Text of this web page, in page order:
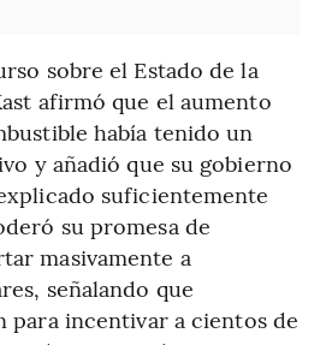
sobre el Estado de la
afirmó que el aumento
había tenido un
y añadió que su gobierno
suficientemente
su promesa de
masivamente a
señalando que
para incentivar a cientos de